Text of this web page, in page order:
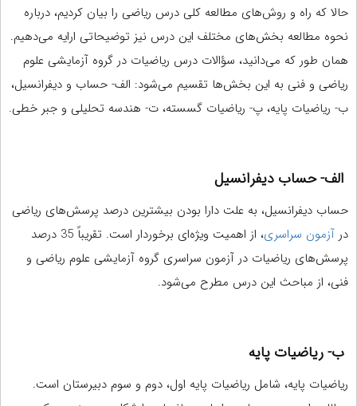
حالا که راه و روش‌های مطالعه کلی درس ریاضی را بیان کردیم، درباره
نحوه مطالعه بخش‌های مختلف این درس نیز توضیحاتی ارایه می‌دهیم.
همان طور که می‌دانید، سؤالات درس ریاضیات در گروه آزمایشی علوم
ریاضی و فنی به این بخش‌ها تقسیم می‌شود: الف- حساب و دیفرانسیل،
ب- ریاضیات پایه، پ- ریاضیات گسسته، ت- هندسه تحلیلی و جبر خطی.
الف- حساب دیفرانسیل
حساب دیفرانسیل، به علت دارا بودن بیشترین درصد پرسش‌های ریاضی
در آزمون سراسری
، از اهمیت ویژه‌ای برخوردار است. تقریباً 35 درصد
پرسش‌های ریاضیات در آزمون سراسری گروه آزمایشی علوم ریاضی و
فنی، از مباحث این درس مطرح می‌شود.
ب- ریاضیات پایه
ریاضیات پایه، شامل ریاضیات پایه اول، دوم و سوم دبیرستان است.